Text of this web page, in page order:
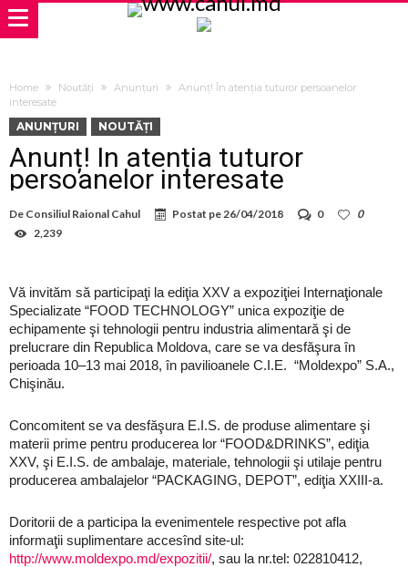
Home Noutăți Anunțuri
Anunț! În atenția tuturor persoanelor
interesate
ANUNȚURI NOUTĂȚI
Anunț! În atenția tuturor
persoanelor interesate
De Consiliul Raional Cahul Postat pe26/04/2018 0
0
2,239
Vă invităm să participaţi la ediţia XXV a expoziţiei Internaţionale
Specializate “FOOD TECHNOLOGY” unica expoziţie de
echipamente şi tehnologii pentru industria alimentară şi de
prelucrare din Republica Moldova, care se va desfăşura în
perioada 10–13 mai 2018, în pavilioanele C.I.E. “Moldexpo” S.A.,
Chişinău.
Concomitent se va desfăşura E.I.S. de produse alimentare şi
materii prime pentru producerea lor “FOOD&DRINKS”, ediţia
XXV, şi E.I.S. de ambalaje, materiale, tehnologii şi utilaje pentru
producerea ambalajelor “PACKAGING, DEPOT”, ediţia XXIII-a.
Doritorii de a participa la evenimentele respective pot afla
informaţii suplimentare accesînd site-ul:
http://www.moldexpo.md/expozitii/, sau la nr.tel: 022810412,